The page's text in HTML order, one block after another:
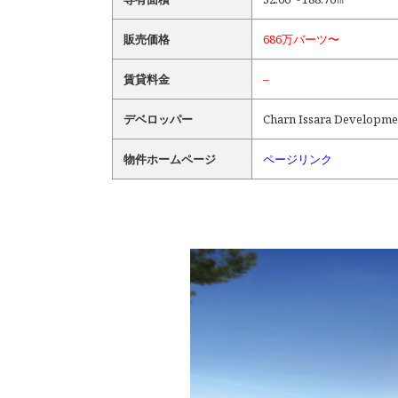
販売価格 686万バーツ〜
賃貸料金 –
デベロッパー Charn Issara
物件ホームページ ページリンク